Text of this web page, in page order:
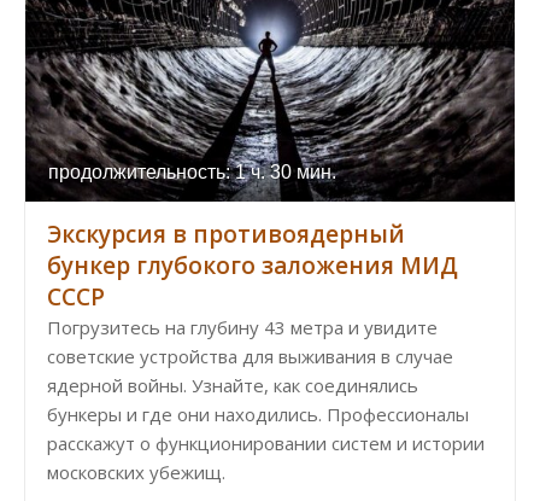
продолжительность: 1 ч. 30 мин.
Экскурсия в противоядерный
бункер глубокого заложения МИД
СССР
Погрузитесь на глубину 43 метра и увидите
советские устройства для выживания в случае
ядерной войны. Узнайте, как соединялись
бункеры и где они находились. Профессионалы
расскажут о функционировании систем и истории
московских убежищ.